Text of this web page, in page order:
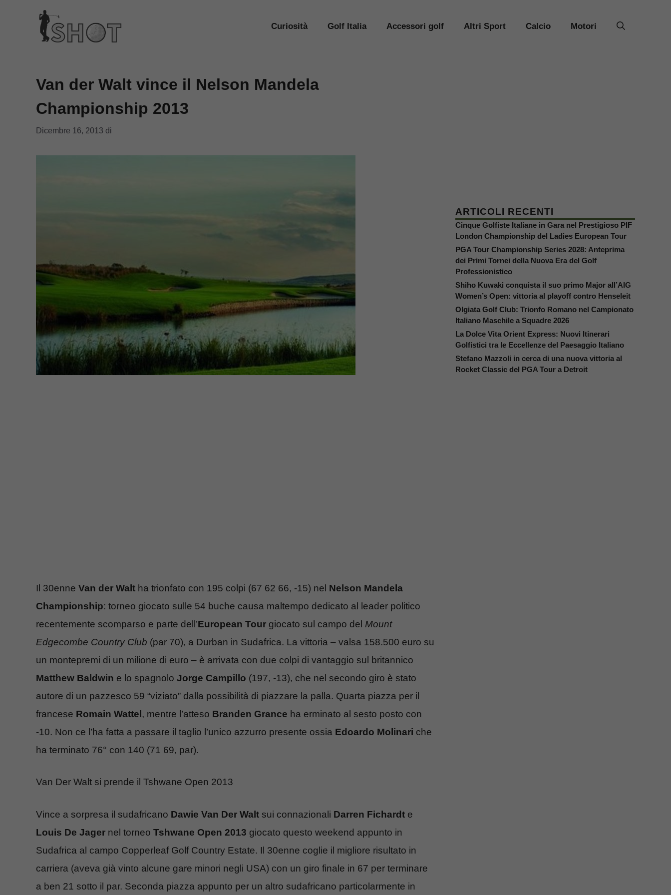
contenuto
Curiosità Golf Italia Accessori golf Altri Sport Calcio Motori
Van der Walt vince il Nelson Mandela
Championship 2013
Dicembre 16, 2013 di
Il 30enne Van der Walt ha trionfato con 195 colpi (67 62 66, -15) nel Nelson Mandela
Championship: torneo giocato sulle 54 buche causa maltempo dedicato al leader politico
recentemente scomparso e parte dell’European Tour giocato sul campo del Mount
Edgecombe Country Club (par 70), a Durban in Sudafrica. La vittoria – valsa 158.500 euro su
un montepremi di un milione di euro – è arrivata con due colpi di vantaggio sul britannico
Matthew Baldwin e lo spagnolo Jorge Campillo (197, -13), che nel secondo giro è stato
autore di un pazzesco 59 “viziato” dalla possibilità di piazzare la palla. Quarta piazza per il
francese Romain Wattel, mentre l’atteso Branden Grance ha erminato al sesto posto con
-10. Non ce l’ha fatta a passare il taglio l’unico azzurro presente ossia Edoardo Molinari che
ha terminato 76° con 140 (71 69, par).
Van Der Walt si prende il Tshwane Open 2013
Vince a sorpresa il sudafricano Dawie Van Der Walt sui connazionali Darren Fichardt e
Louis De Jager nel torneo Tshwane Open 2013 giocato questo weekend appunto in
Sudafrica al campo Copperleaf Golf Country Estate. Il 30enne coglie il migliore risultato in
carriera (aveva già vinto alcune gare minori negli USA) con un giro finale in 67 per terminare
a ben 21 sotto il par. Seconda piazza appunto per un altro sudafricano particolarmente in
ARTICOLI RECENTI
Cinque Golfiste Italiane in Gara nel Prestigioso PIF
London Championship del Ladies European Tour
PGA Tour Championship Series 2028: Anteprima
dei Primi Tornei della Nuova Era del Golf
Professionistico
Shiho Kuwaki conquista il suo primo Major all’AIG
Women’s Open: vittoria al playoff contro Henseleit
Olgiata Golf Club: Trionfo Romano nel Campionato
Italiano Maschile a Squadre 2026
La Dolce Vita Orient Express: Nuovi Itinerari
Golfistici tra le Eccellenze del Paesaggio Italiano
Stefano Mazzoli in cerca di una nuova vittoria al
Rocket Classic del PGA Tour a Detroit